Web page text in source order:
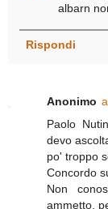
albarn
Rispondi
Anonimo
Paolo
devo
po' troppo
Concordo
Non
ammetto,